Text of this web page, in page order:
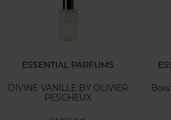
ESSENTIAL PARFUMS
DIVINE VANILLE BY OLIVIER
PESCHEUX
Bois